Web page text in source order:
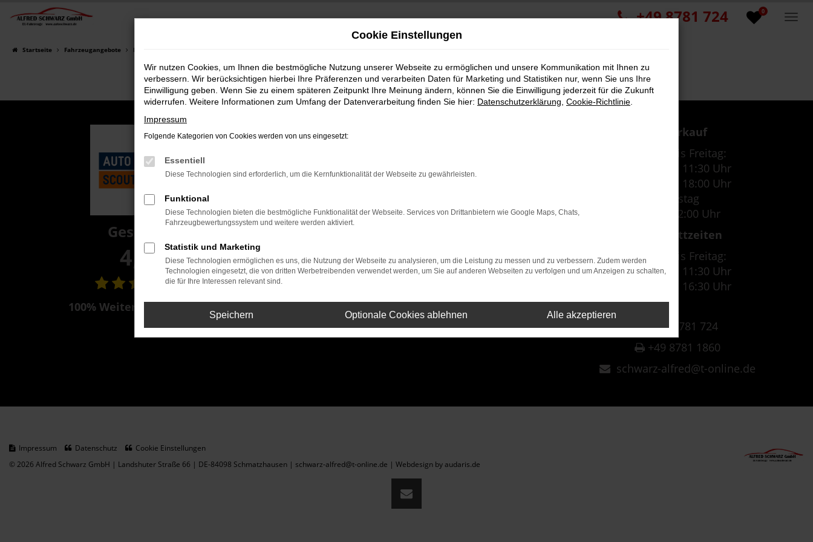
Zum
0
+49 8781 724
Startseite Fahrzeugangebote Fahrzeugsuche
Gesamt
4,8
100% Weiterempfehlung
werden. Wenn Sie damit einverstanden sind,
klicken Sie bitte auf "Bestätigen".
Bestätigen
Verkauf
Montag bis Freitag:
07:30 Uhr - 11:30 Uhr
12:30 Uhr - 18:00 Uhr
Samstag
09:00 - 12:00 Uhr
Werkstattzeiten
Montag bis Freitag:
07:30 Uhr - 11:30 Uhr
12:30 Uhr - 16:30 Uhr
+49 8781 724
+49 8781 1860
schwarz-alfred@t-online.de
Impressum Datenschutz
Cookie Einstellungen
© 2026 Alfred Schwarz GmbH | Landshuter Straße 66 | DE-84098 Schmatzhausen | schwarz-alfred@t-online.de | Webdesign by audaris.de
Cookie Einstellungen
Wir nutzen Cookies, um Ihnen die bestmögliche Nutzung unserer Webseite zu ermöglichen und unsere Kommunikation mit Ihnen zu
verbessern. Wir berücksichtigen hierbei Ihre Präferenzen und verarbeiten Daten für Marketing und Statistiken nur, wenn Sie uns Ihre
Einwilligung geben. Wenn Sie zu einem späteren Zeitpunkt Ihre Meinung ändern, können Sie die Einwilligung jederzeit für die Zukunft
widerrufen. Weitere Informationen zum Umfang der Datenverarbeitung finden Sie hier: Datenschutzerklärung Cookie-Richtlinie
Impressum
Folgende Kategorien von Cookies werden von uns eingesetzt:
Essentiell
Diese Technologien sind erforderlich, um die Kernfunktionalität der Webseite zu gewährleisten.
Funktional
Diese Technologien bieten die bestmögliche Funktionalität der Webseite. Services von Drittanbietern wie Google Maps, Chats,
Fahrzeugbewertungssystem und weitere werden aktiviert.
Statistik und Marketing
Diese Technologien ermöglichen es uns, die Nutzung der Webseite zu analysieren, um die Leistung zu messen und zu verbessern. Zudem werden
Technologien eingesetzt, die von dritten Werbetreibenden verwendet werden, um Sie auf anderen Webseiten zu verfolgen und um Anzeigen zu schalten,
die für Ihre Interessen relevant sind.
Speichern Optionale Cookies ablehnen Alle akzeptieren